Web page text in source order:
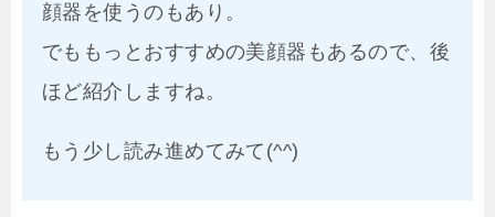
顔器を使うのもあり。
でももっとおすすめの美顔器もあるので、後
ほど紹介しますね。
もう少し読み進めてみて(^^)